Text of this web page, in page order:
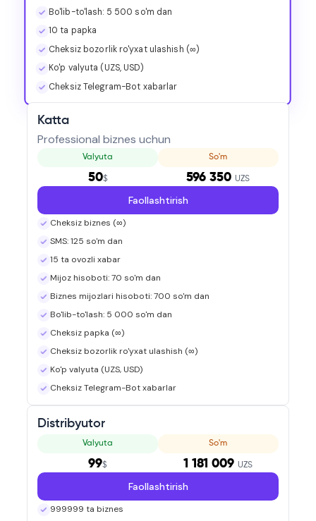
Bo'lib-to'lash: 5 500 so'm dan
10 ta papka
Cheksiz bozorlik ro'yxat ulashish (∞)
Ko'p valyuta (UZS, USD)
Cheksiz Telegram-Bot xabarlar
Katta
Professional biznes uchun
Valyuta
50$
So'm
596 350UZS
Faollashtirish
Cheksiz biznes (∞)
SMS: 125 so'm dan
15 ta ovozli xabar
Mijoz hisoboti: 70 so'm dan
Biznes mijozlari hisoboti: 700 so'm dan
Bo'lib-to'lash: 5 000 so'm dan
Cheksiz papka (∞)
Cheksiz bozorlik ro'yxat ulashish (∞)
Ko'p valyuta (UZS, USD)
Cheksiz Telegram-Bot xabarlar
Distribyutor
Valyuta
99$
So'm
1 181 009UZS
Faollashtirish
999999 ta biznes